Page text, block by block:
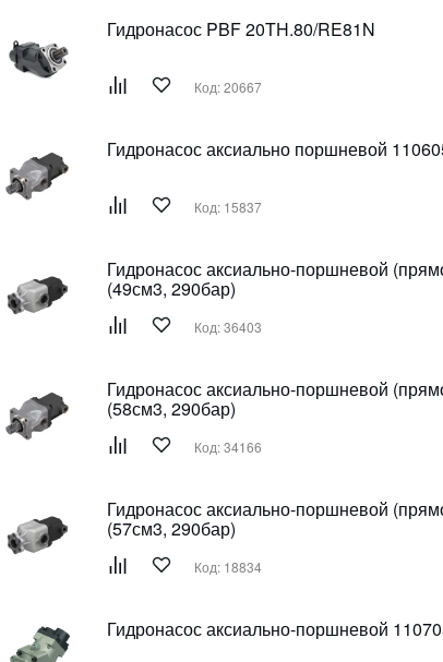
Гидронасос PBF 20TH.80/RE81N
Код: 20667
Гидронасос аксиально поршневой
Код: 15837
Гидронасос аксиально-поршневой
(49см3, 290бар)
Код: 36403
Гидронасос аксиально-поршневой
(58см3, 290бар)
Код: 34166
Гидронасос аксиально-поршневой
(57см3, 290бар)
Код: 18834
Гидронасос аксиально-поршневой